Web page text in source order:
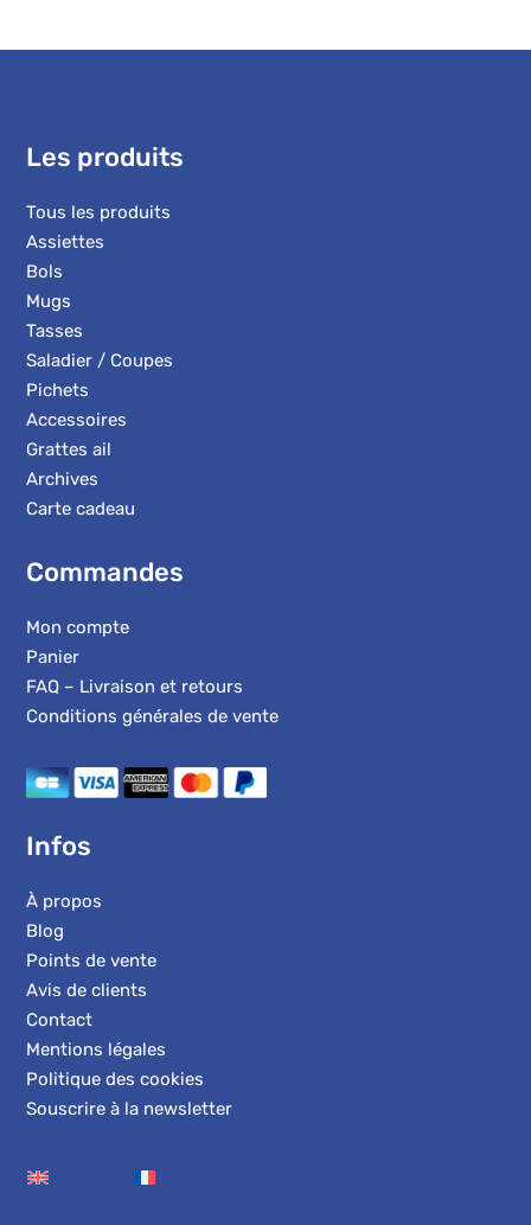
Les produits
Tous les produits
Assiettes
Bols
Mugs
Tasses
Saladier / Coupes
Pichets
Accessoires
Grattes ail
Archives
Carte cadeau
Commandes
Mon compte
Panier
FAQ – Livraison et retours
Conditions générales de vente
Infos
À propos
Blog
Points de vente
Avis de clients
Contact
Mentions légales
Politique des cookies
Souscrire à la newsletter